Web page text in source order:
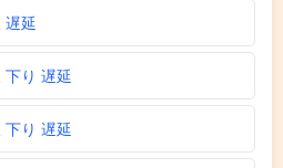
遅延
下り 遅延
下り 遅延